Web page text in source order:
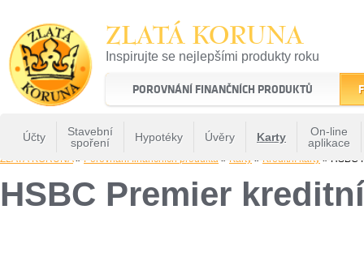
ZLATÁ KORUNA
Inspirujte se nejlepšími produkty roku
22 let tradice a kvality na finančním trhu
POROVNÁNÍ FINANČNÍCH PRODUKTŮ
Účty
Stavební
spoření
Hypotéky Úvěry Karty
On-line
aplikace
ZLATÁ KORUNA» Porovnání finančních produktů » Karty » Kreditní karty » HSBC
HSBC Premier